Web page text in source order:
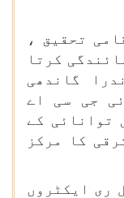
تحقیق ،
کرتا
گاندھی
جی سی اے
توانائی کے
کا مرکز
ری ایکٹروں